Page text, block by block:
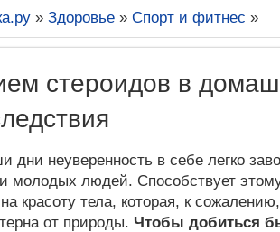
» Здоровье » Спорт и фитнес »
стероидов в
дни неуверенность в себе легко
молодых людей. Способствует
красоту тела, которая, к
от природы. Чтобы добиться